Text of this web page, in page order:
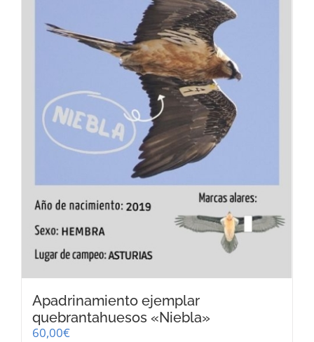
Apadrinamiento ejemplar
quebrantahuesos «Niebla»
60,00€